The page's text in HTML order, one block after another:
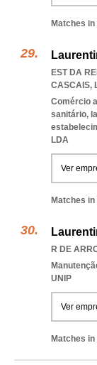
Matches
EST DA
CASCAIS,
Comércio
sanitário,
LDA
Ver
Matches
R DE
UNIP
Ver
Matches